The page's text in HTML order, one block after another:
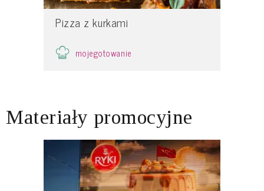
Pizza z kurkami
mojegotowanie
Materiały promocyjne